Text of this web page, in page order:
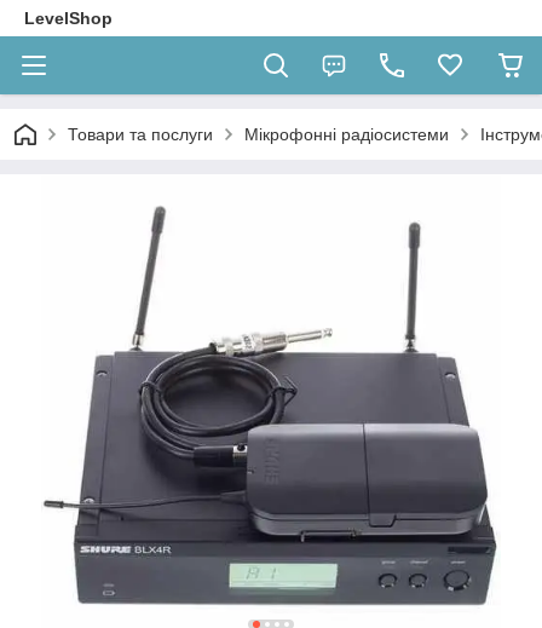
LevelShop
Товари та послуги Мікрофонні радіосистеми